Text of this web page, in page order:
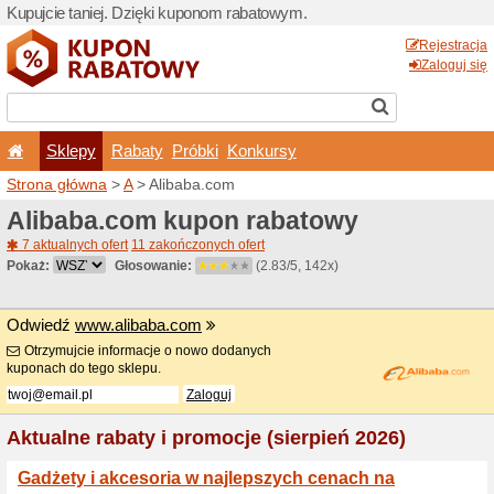
Kupujcie taniej. Dzięki
Sklepy Rabaty
Strona główna > A >